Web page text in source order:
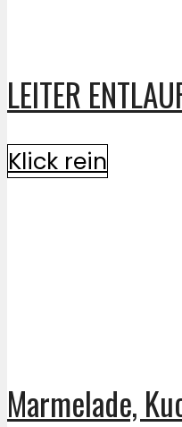
LEITER
Klick rein
Marmelade,